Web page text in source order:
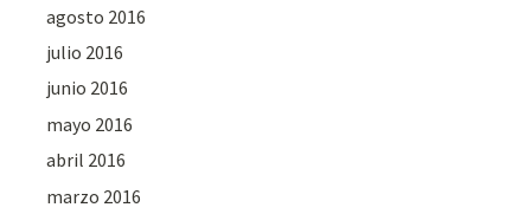
agosto 2016
julio 2016
junio 2016
mayo 2016
abril 2016
marzo 2016